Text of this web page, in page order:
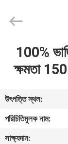
বাড়ি
আমাদের
সম্পর্কে
Building
Material
Reserved.100%
ক্ষমতা
উৎপত্তি স্থল:
পরিচিতিমুলক নাম:
সাক্ষ্যদান: